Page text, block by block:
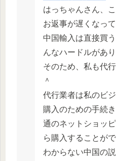
はっちゃんさん、
お返事が遅くなっ
中国輸入は直接買
んなハードルがあり
そのため、私も代
＾
代行業者は私のビ
購入のための手続
通のネットショッ
ら購入することが
わからない中国の